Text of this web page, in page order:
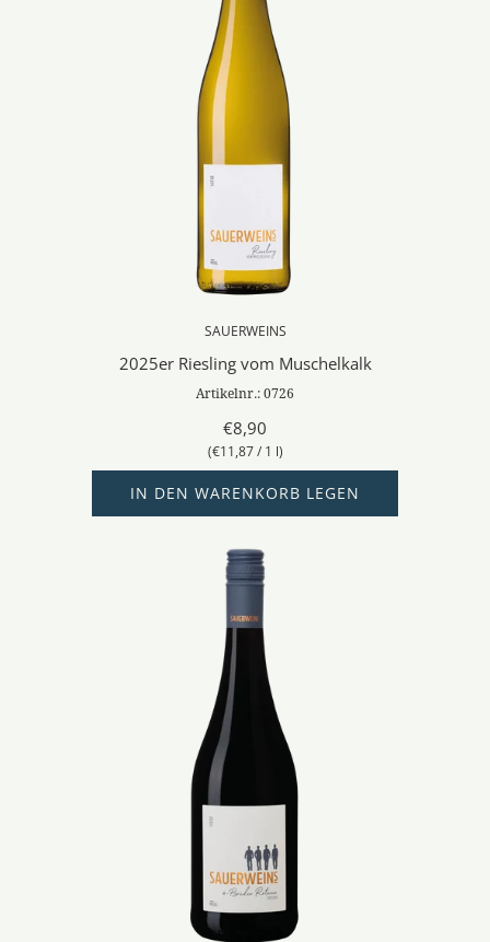
SAUERWEINS
2025er Riesling vom Muschelkalk
Artikelnr.: 0726
€8,90
(€11,87 / 1 l)
IN DEN WARENKORB LEGEN